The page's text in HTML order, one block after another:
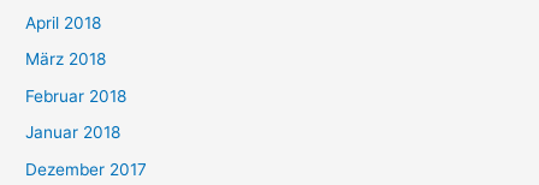
April 2018
März 2018
Februar 2018
Januar 2018
Dezember 2017